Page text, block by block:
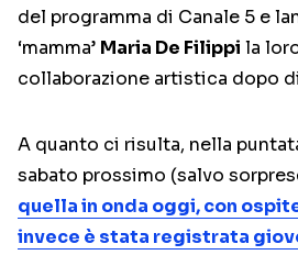
del programma di Canale 5 e
‘mamma’ Maria De Filippi la
collaborazione artistica dopo
A quanto ci risulta, nella
sabato prossimo (salvo
quella in onda oggi, con
invece è stata registrata